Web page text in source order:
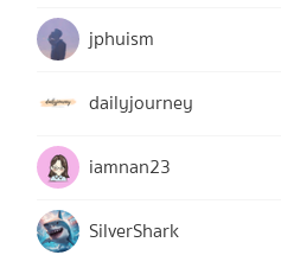
jphuism
dailyjourney
iamnan23
SilverShark